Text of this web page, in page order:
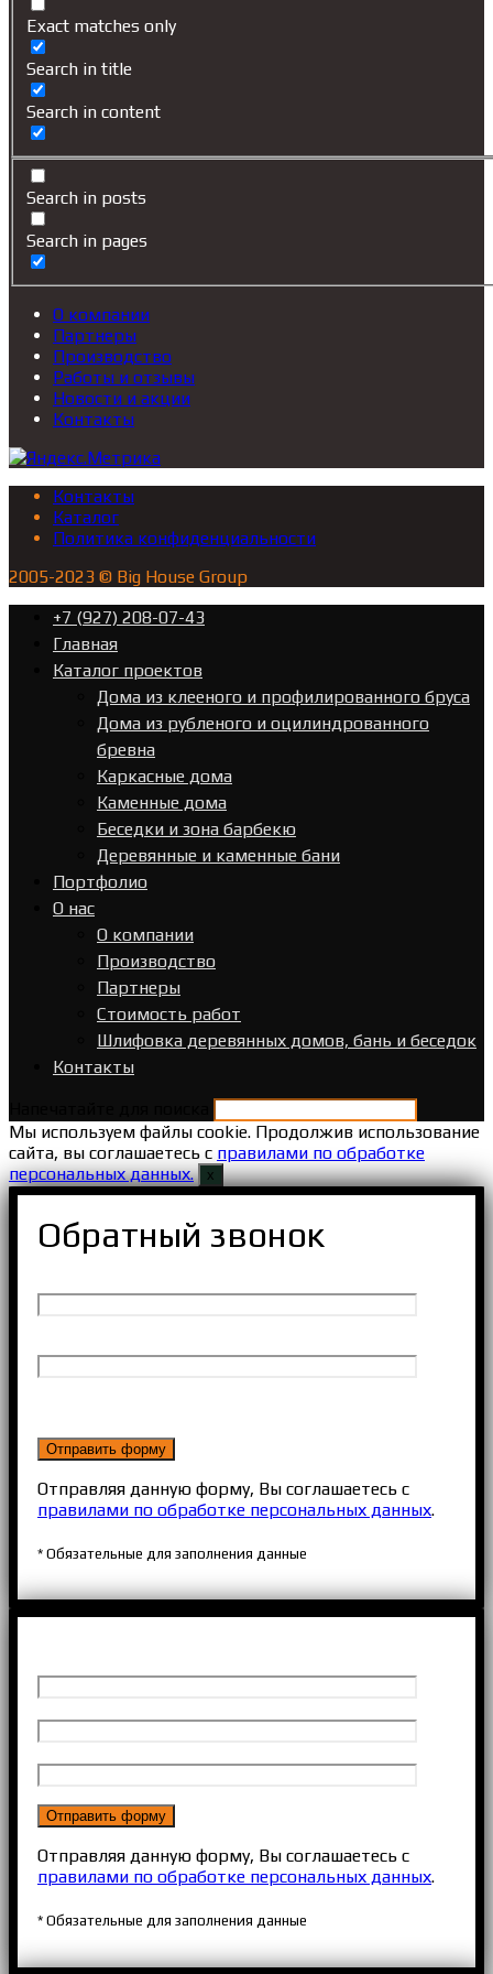
Exact matches only
Search in title
Search in content
Search in posts
Search in pages
О компании
Партнеры
Производство
Работы и отзывы
Новости и акции
Контакты
Контакты
Каталог
Политика конфиденциальности
2005-2023 © Big House Group
+7 (927) 208-07-43
Главная
Каталог проектов
Дома из клееного и профилированного бруса
Дома из рубленого и оцилиндрованного
бревна
Каркасные дома
Каменные дома
Беседки и зона барбекю
Деревянные и каменные бани
Портфолио
О нас
О компании
Производство
Партнеры
Стоимость работ
Шлифовка деревянных домов, бань и беседок
Контакты
Мы используем файлы cookie. Продолжив использование
сайта, вы соглашаетесь с правилами по обработке
персональных данных.
х
Обратный звонок
Отправляя данную форму, Вы соглашаетесь с
правилами по обработке персональных данных.
* Обязательные для заполнения данные
Отправляя данную форму, Вы соглашаетесь с
правилами по обработке персональных данных.
* Обязательные для заполнения данные